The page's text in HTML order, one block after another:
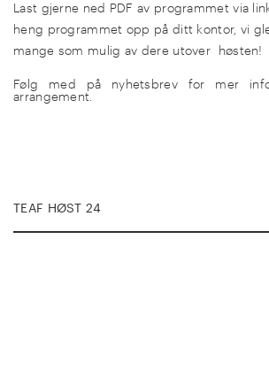
Last gjerne ned PDF av programmet via
heng programmet opp på ditt kontor, vi
mange som mulig av dere utover høsten!
Følg med på nyhetsbrev for mer
arrangement.
TEAF HØST 24